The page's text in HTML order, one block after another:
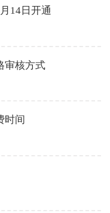
14日开通
审核方式
时间